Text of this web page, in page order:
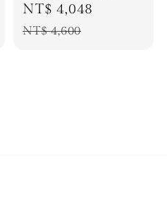
Sale
price
NT$ 4,048
NT$ 4,600